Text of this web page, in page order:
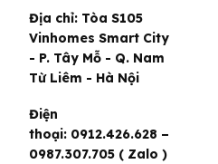
Địa chỉ: Tòa S105
Vinhomes Smart City
- P. Tây Mỗ - Q. Nam
Từ Liêm - Hà Nội
Điện
thoại: 0912.426.628 –
0987.307.705 ( Zalo )